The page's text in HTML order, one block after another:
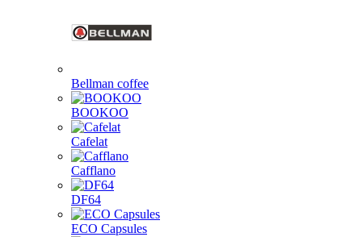
Bellman coffee
BOOKOO
Cafelat
Cafflano
DF64
ECO Capsules